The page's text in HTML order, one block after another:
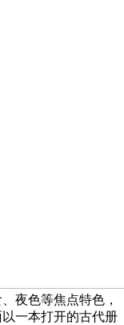
夜色等焦点特色，
一本打开的古代册